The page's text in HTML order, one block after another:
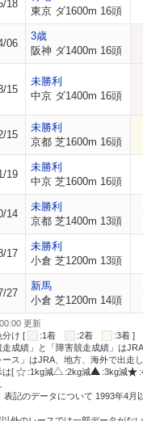
18
東京 ダ1600m 16頭
06
3歳
阪神 ダ1400m 16頭
15
未勝利
中京 ダ1400m 16頭
15
未勝利
京都 芝1600m 16頭
19
未勝利
中京 芝1600m 16頭
14
未勝利
京都 芝1400m 13頭
17
未勝利
小倉 芝1200m 13頭
27
新馬
小倉 芝1200m 14頭
更新
け [
:1着 :2着
:3着 ]
成績」と「障害競走成績」は
ス」はJRA、地方、海外で出走
は[
:1kg減 :2kg減 :3kg減
記のデータについて 1993年4月